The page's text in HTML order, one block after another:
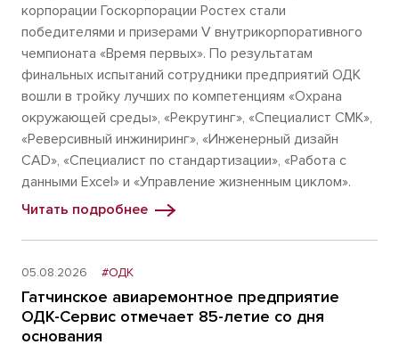
корпорации Госкорпорации Ростех стали
победителями и призерами V внутрикорпоративного
чемпионата «Время первых». По результатам
финальных испытаний сотрудники предприятий ОДК
вошли в тройку лучших по компетенциям «Охрана
окружающей среды», «Рекрутинг», «Специалист СМК»,
«Реверсивный инжиниринг», «Инженерный дизайн
CAD», «Специалист по стандартизации», «Работа с
данными Excel» и «Управление жизненным циклом».
Читать подробнее
05.08.2026 #ОДК
Гатчинское авиаремонтное предприятие
ОДК-Сервис отмечает 85-летие со дня
основания